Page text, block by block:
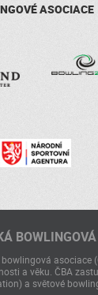
ASOCIACE
bowlingová asociace
a věku. ČBA
a světové